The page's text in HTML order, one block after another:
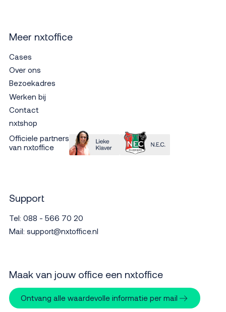
Meer nxtoffice
Cases
Over ons
Bezoekadres
Werken bij
Contact
nxtshop
Officiele partners
van nxtoffice
Support
Tel:088 - 566 70 20
Mail:support@nxtoffice.nl
Maak van jouw office een nxtoffice
Ontvang alle waardevolle informatie per mail